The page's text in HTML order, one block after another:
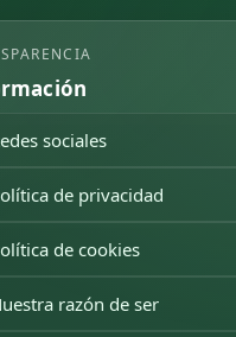
sociales
de privacidad
de cookies
razón de ser